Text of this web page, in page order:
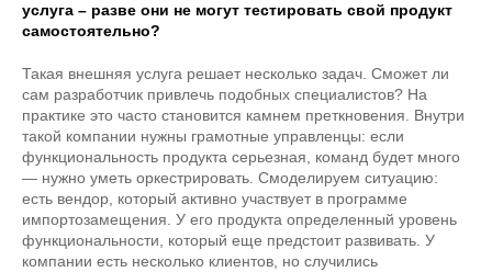
услуга – разве они не могут тестировать свой продукт
самостоятельно?
Такая внешняя услуга решает несколько задач. Сможет ли
сам разработчик привлечь подобных специалистов? На
практике это часто становится камнем преткновения. Внутри
такой компании нужны грамотные управленцы: если
функциональность продукта серьезная, команд будет много
— нужно уметь оркестрировать. Смоделируем ситуацию:
есть вендор, который активно участвует в программе
импортозамещения. У его продукта определенный уровень
функциональности, который еще предстоит развивать. У
компании есть несколько клиентов, но случились